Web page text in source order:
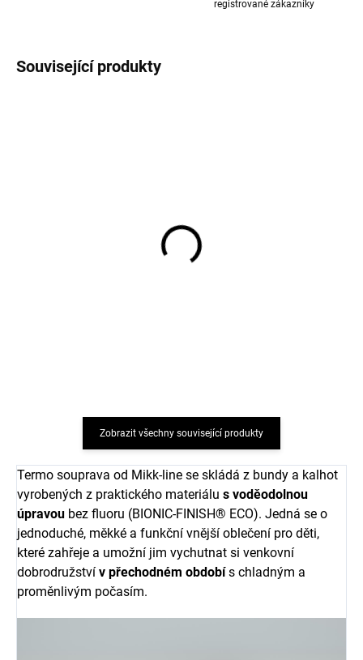
registrované zákazníky
Související produkty
Zobrazit všechny související produkty
Termo souprava od Mikk-line se skládá z bundy a kalhot
vyrobených z praktického materiálu s voděodolnou
úpravou bez fluoru (BIONIC-FINISH® ECO). Jedná se o
jednoduché, měkké a funkční vnější oblečení pro děti,
které zahřeje a umožní jim vychutnat si venkovní
dobrodružství v přechodném obdobís chladným a
proměnlivým počasím.